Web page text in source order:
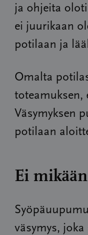
ja ohjeita
ei juurikaan
potilaan ja
Omalta
toteamuksen,
Väsymyksen
potilaan
Ei
väsymys,